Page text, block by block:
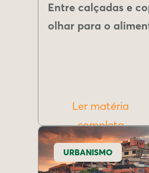
Entre calçadas e
olhar para o
Ler matéria
completa
URBANISMO